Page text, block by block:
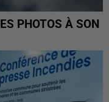
PHOTOS À SON